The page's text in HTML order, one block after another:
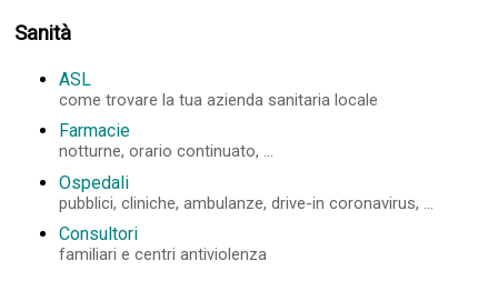
Sanità
ASL
come trovare la tua azienda sanitaria locale
Farmacie
notturne, orario continuato, ...
Ospedali
pubblici, cliniche, ambulanze, drive-in coronavirus, ...
Consultori
familiari e centri antiviolenza